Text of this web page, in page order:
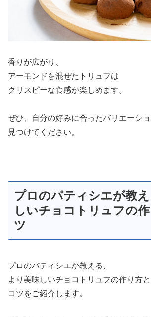
香りが広がり、
アーモンドを混ぜたトリュフは
クリスピーな食感が楽しめます。
ぜひ、自分の好みに合ったバリエーシ
見つけてください。
プロのパティシエが教
しいチョコトリュフの
ツ
プロのパティシエが教える、
より美味しいチョコトリュフの作り方と
コツをご紹介します。